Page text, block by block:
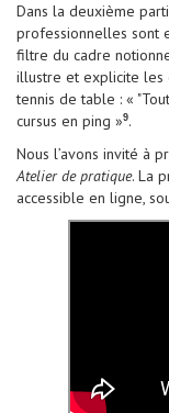
Dans la deuxième
professionnelles sont
filtre du cadre
illustre et explicite les
tennis de table : «
cursus en ping »9.
Nous l’avons invité à
Atelier de pratique. La
accessible en ligne,